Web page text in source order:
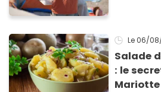
Le 06/
Salade
: le